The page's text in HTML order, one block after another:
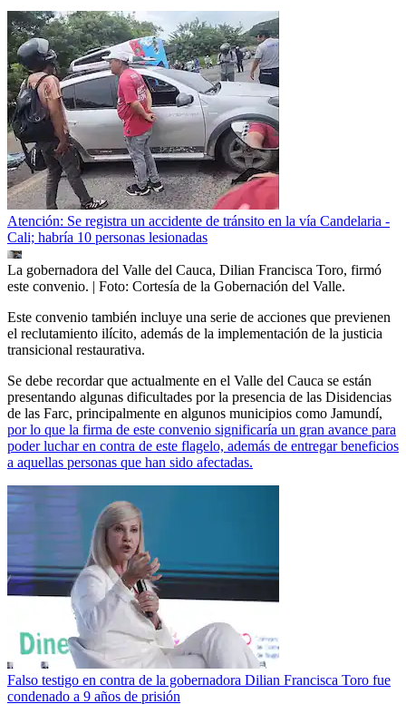
Atención: Se registra un accidente de tránsito en la vía Candelaria -
Cali; habría 10 personas lesionadas
La gobernadora del Valle del Cauca, Dilian Francisca Toro, firmó
este convenio. | Foto: Cortesía de la Gobernación del Valle.
Este convenio también incluye una serie de acciones que previenen
el reclutamiento ilícito, además de la implementación de la justicia
transicional restaurativa.
Se debe recordar que actualmente en el Valle del Cauca se están
presentando algunas dificultades por la presencia de las Disidencias
de las Farc, principalmente en algunos municipios como Jamundí,
por lo que la firma de este convenio significaría un gran avance para
poder luchar en contra de este flagelo, además de entregar beneficios
a aquellas personas que han sido afectadas.
Falso testigo en contra de la gobernadora Dilian Francisca Toro fue
condenado a 9 años de prisión